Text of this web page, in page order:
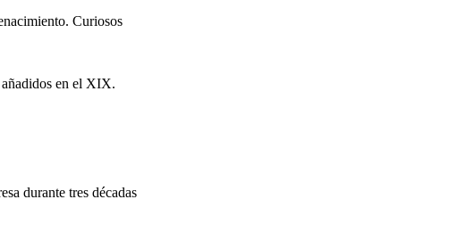
Curiosos
en el XIX.
durante tres décadas